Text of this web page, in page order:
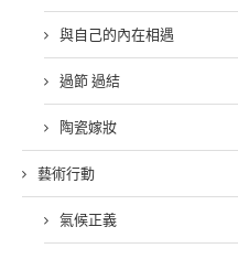
與自己的內在相遇
過節 過結
陶瓷嫁妝
藝術行動
氣候正義